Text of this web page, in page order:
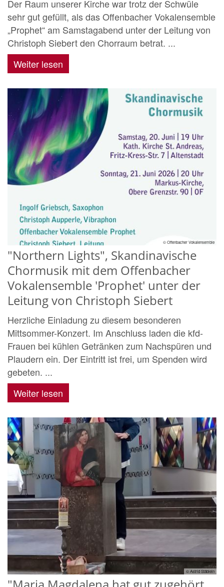
Der Raum unserer Kirche war trotz der Schwüle
sehr gut gefüllt, als das Offenbacher Vokalensemble
„Prophet“ am Samstagabend unter der Leitung von
Christoph Siebert den Chorraum betrat. ...
Weiter lesen
© Offenbacher Vokalensemble
"Northern Lights", Skandinavische
Chormusik mit dem Offenbacher
Vokalensemble 'Prophet' unter der
Leitung von Christoph Siebert
Herzliche Einladung zu diesem besonderen
Mittsommer-Konzert. Im Anschluss laden die kfd-
Frauen bei kühlen Getränken zum Nachspüren und
Plaudern ein. Der Eintritt ist frei, um Spenden wird
gebeten. ...
Weiter lesen
© Astrid Stäblein